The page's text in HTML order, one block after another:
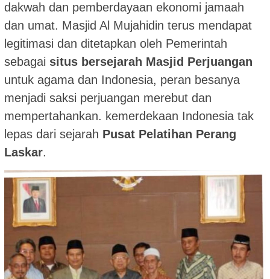
dakwah dan pemberdayaan ekonomi jamaah
dan umat. Masjid Al Mujahidin terus mendapat
legitimasi dan ditetapkan oleh Pemerintah
sebagai situs bersejarah Masjid Perjuangan
untuk agama dan Indonesia, peran besanya
menjadi saksi perjuangan merebut dan
mempertahankan. kemerdekaan Indonesia tak
lepas dari sejarah Pusat Pelatihan Perang
Laskar.